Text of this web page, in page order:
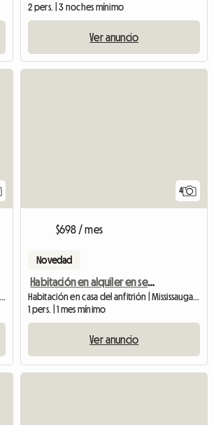
2 pers. | 3 noches mínimo
Ver anuncio
Habitación en casa del anfitrión | Mississauga (L5N 6T4) | 180 SQFT
4
$698 / mes
Novedad
Habitación en alquiler en segundo piso
Habitación en casa del anfitrión | Mississauga (L5N 6K1) | 10 M2
1 pers. | 1 mes mínimo
Ver anuncio